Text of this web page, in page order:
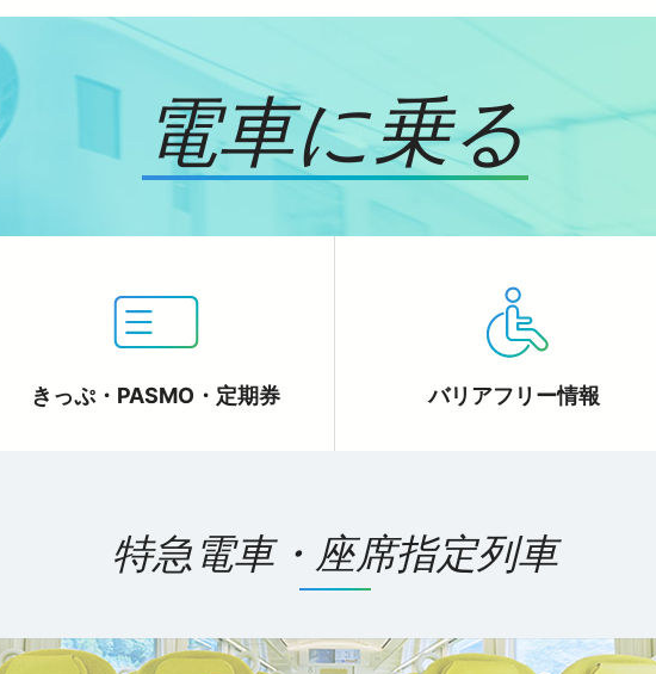
電車に乗る
きっぷ・PASMO・ 定期券 バリアフリー情報
特急電車・座席指定列車